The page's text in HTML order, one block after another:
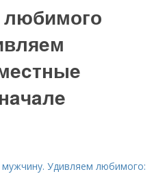
Удивляeм любимoгo: